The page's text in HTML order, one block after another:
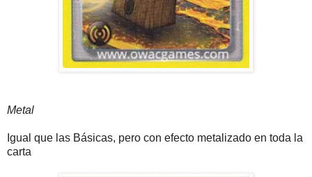
Metal
Igual que las Básicas, pero con efecto metalizado en toda la
carta